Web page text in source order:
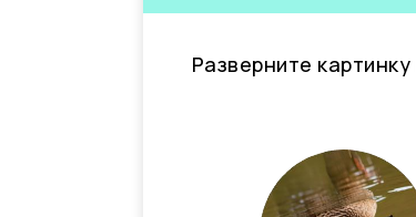
Разверните